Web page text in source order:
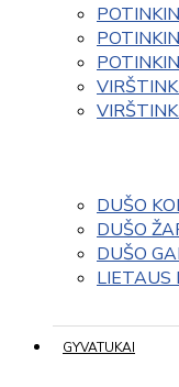
DUŠO
DUŠO
DUŠO
LIETAUS
GYVATUKAI